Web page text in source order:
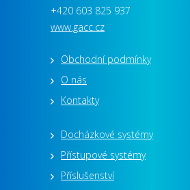
+420 603 825 937
www.gacc.cz
Obchodní podmínky
O nás
Kontakty
Docházkové systémy
Přístupové systémy
Příslušenství